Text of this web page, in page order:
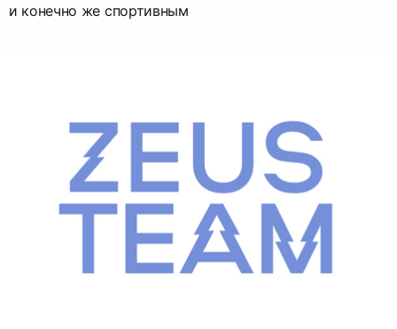
и конечно же спортивным